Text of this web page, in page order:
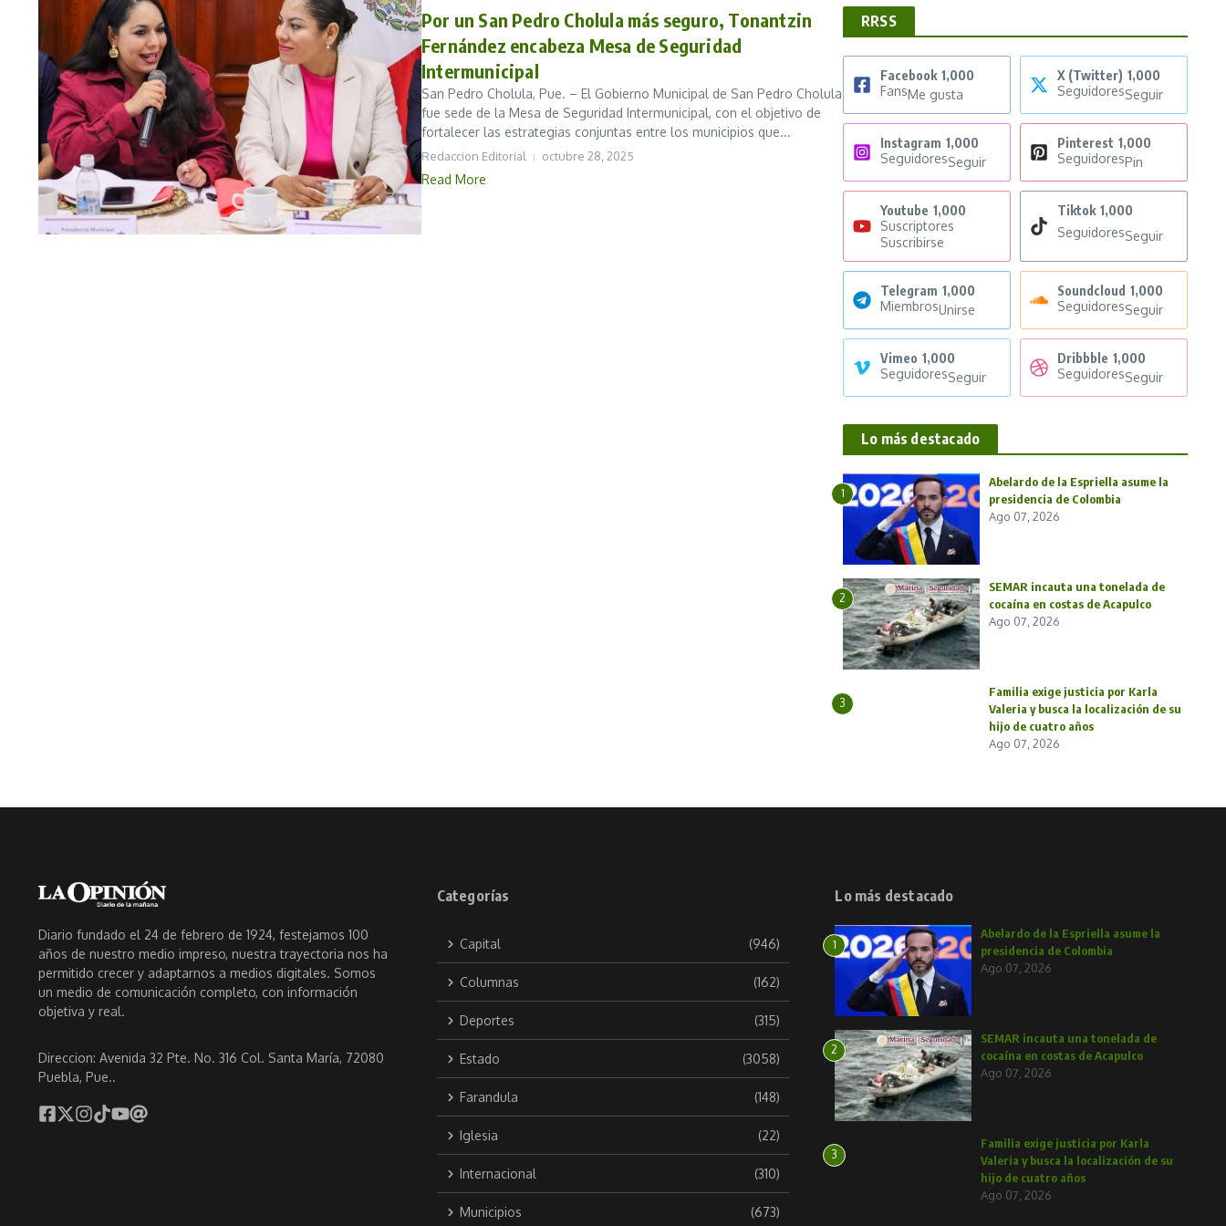
Por un San Pedro Cholula más seguro, Tonantzin
Fernández encabeza Mesa de Seguridad
Intermunicipal
San Pedro Cholula, Pue. – El Gobierno Municipal de San Pedro Cholula
fue sede de la Mesa de Seguridad Intermunicipal, con el objetivo de
fortalecer las estrategias conjuntas entre los municipios que...
Redaccion Editorial octubre 28, 2025
Read More
RRSS
Facebook 1,000
FansMe gusta
X (Twitter) 1,000
SeguidoresSeguir
Instagram 1,000
SeguidoresSeguir
Pinterest 1,000
SeguidoresPin
Youtube 1,000
Suscriptores
Suscribirse
Tiktok 1,000
SeguidoresSeguir
Telegram 1,000
MiembrosUnirse
Soundcloud 1,000
SeguidoresSeguir
Vimeo 1,000
SeguidoresSeguir
Dribbble 1,000
SeguidoresSeguir
Lo más destacado
1
Abelardo de la Espriella asume la
presidencia de Colombia
Ago 07, 2026
2
SEMAR incauta una tonelada de
cocaína en costas de Acapulco
Ago 07, 2026
3
Familia exige justicia por Karla
Valeria y busca la localización de su
hijo de cuatro años
Ago 07, 2026
Diario fundado el 24 de febrero de 1924, festejamos 100
años de nuestro medio impreso, nuestra trayectoria nos ha
permitido crecer y adaptarnos a medios digitales. Somos
un medio de comunicación completo, con información
objetiva y real.
Direccion: Avenida 32 Pte. No. 316 Col. Santa María, 72080
Puebla, Pue..
Categorías
Capital (946)
Columnas (162)
Deportes (315)
Estado (3058)
Farandula (148)
Iglesia (22)
Internacional (310)
Municipios (673)
Lo más destacado
1
Abelardo de la Espriella asume la
presidencia de Colombia
Ago 07, 2026
2
SEMAR incauta una tonelada de
cocaína en costas de Acapulco
Ago 07, 2026
3
Familia exige justicia por Karla
Valeria y busca la localización de su
hijo de cuatro años
Ago 07, 2026